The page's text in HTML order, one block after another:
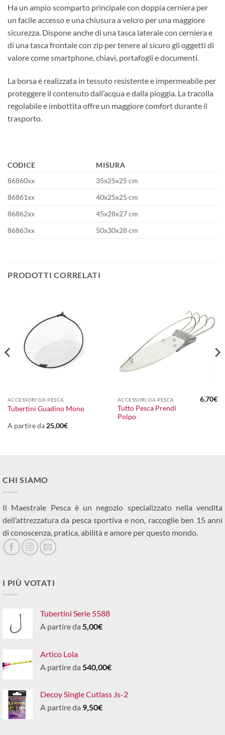
Ha un ampio scomparto principale con doppia cerniera per
un facile accesso e una chiusura a velcro per una maggiore
sicurezza. Dispone anche di una tasca laterale con cerniera e
di una tasca frontale con zip per tenere al sicuro gli oggetti di
valore come smartphone, chiavi, portafogli e documenti.
La borsa è realizzata in tessuto resistente e impermeabile per
proteggere il contenuto dall’acqua e dalla pioggia. La tracolla
regolabile e imbottita offre un maggiore comfort durante il
trasporto.
CODICE
MISURA
86860xx
35x25x25 cm
86861xx
40x25x25 cm
86862xx
45x28x27 cm
86863xx
50x30x28 cm
PRODOTTI CORRELATI
ACCESSORI DA PESCA
Tubertini Guadino Mono
A partire da25,00€
ACCESSORI DA PESCA
Tutto Pesca Prendi
Polpo
6,70€
CHI SIAMO
Il Maestrale Pesca è un negozio specializzato nella vendita
dell’attrezzatura da pesca sportiva e non, raccoglie ben 15 anni
di conoscenza, pratica, abilità e amore per questo mondo.
I PIÙ VOTATI
Tubertini Serie 5588
A partire da 5,00€
Artico Lola
A partire da 540,00€
Decoy Single Cutlass Js-2
A partire da 9,50€